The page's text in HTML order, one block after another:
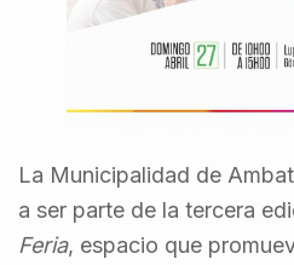
La Municipalidad de
a ser parte de la tercera
Feria, espacio que